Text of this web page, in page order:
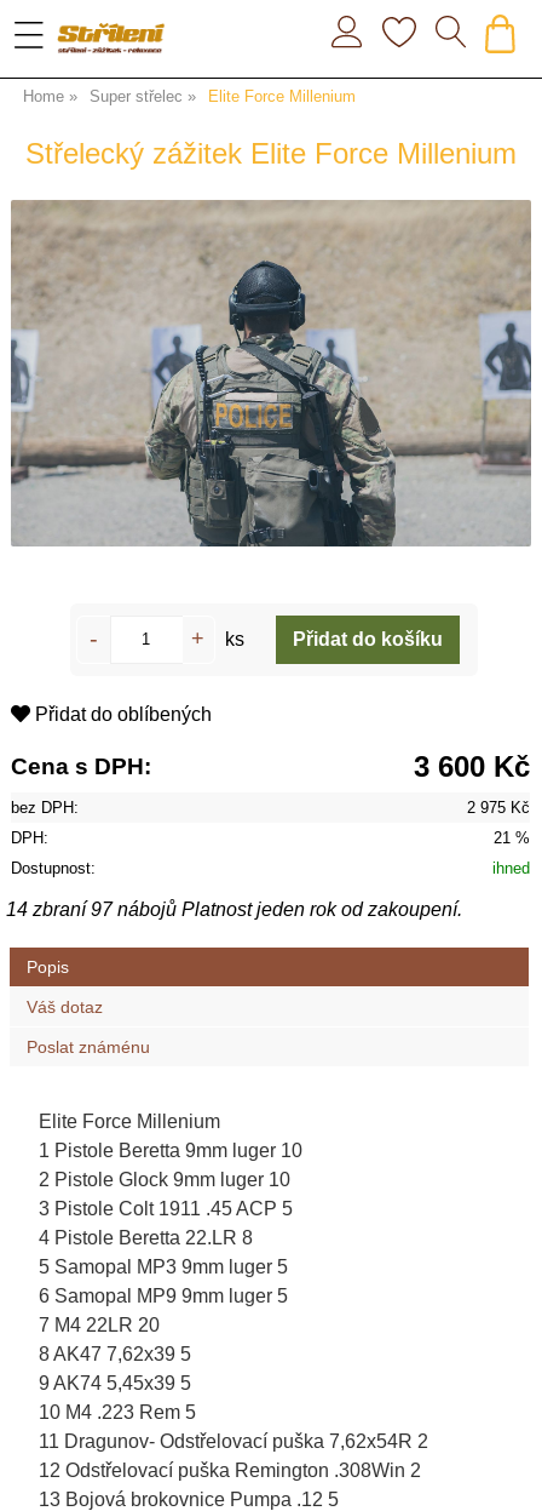
Home Super střelec Elite Force Millenium
Střelecký zážitek Elite Force Millenium
ks
Přidat do oblíbených
Cena s DPH: 3 600 Kč
bez DPH:
2 975 Kč
DPH:
21 %
Dostupnost:
ihned
14 zbraní 97 nábojů Platnost jeden rok od zakoupení.
Popis
Váš dotaz
Poslat známénu
Elite Force Millenium
1 Pistole Beretta 9mm luger 10
2 Pistole Glock 9mm luger 10
3 Pistole Colt 1911 .45 ACP 5
4 Pistole Beretta 22.LR 8
5 Samopal MP3 9mm luger 5
6 Samopal MP9 9mm luger 5
7 M4 22LR 20
8 AK47 7,62x39 5
9 AK74 5,45x39 5
10 M4 .223 Rem 5
11 Dragunov- Odstřelovací puška 7,62x54R 2
12 Odstřelovací puška Remington .308Win 2
13 Bojová brokovnice Pumpa .12 5